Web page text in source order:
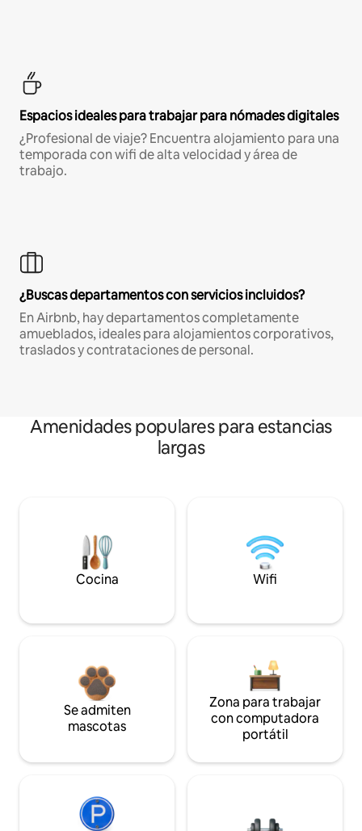
Espacios ideales para trabajar para nómades digitales
¿Profesional de viaje? Encuentra alojamiento para una
temporada con wifi de alta velocidad y área de
trabajo.
¿Buscas departamentos con servicios incluidos?
En Airbnb, hay departamentos completamente
amueblados, ideales para alojamientos corporativos,
traslados y contrataciones de personal.
Amenidades populares para estancias
largas
Cocina Wifi
Se admiten
mascotas
Zona para trabajar
con computadora
portátil